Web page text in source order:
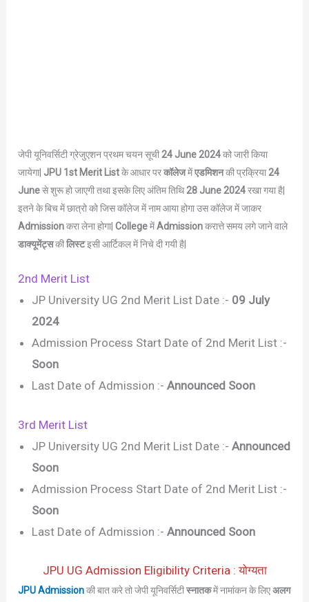
जेपी यूनिवर्सिटी ग्रेजुएशन प्रथम चयन सूची 24 June 2024को जारी किया
जायेगा| JPU 1st Merit Listके आधार परकॉलेजमेंएडमिशनकी प्रक्रिया 24
Juneसे शुरू हो जाएगी तथा इसके लिए अंतिम तिथि28 June 2024रखा गया है|
इतने के बिच में छात्रो को जिस कॉलेज में नाम आया होगा उस कॉलेज में जाकर
Admissionकरा लेना होगा|CollegeमेंAdmissionकरात्ते समय लगे जाने वाले
डाक्यूमेंट्सकीलिस्टइसी आर्टिकल में निचे दी गयी है|
2nd Merit List
JP University UG 2nd Merit List Date :- 09 July
2024
Admission Process Start Date of 2nd Merit List :-
Soon
Last Date of Admission :-Announced Soon
3rd Merit List
JP University UG 2nd Merit List Date :-Announced
Soon
Admission Process Start Date of 2nd Merit List :-
Soon
Last Date of Admission :-Announced Soon
JPU UG Admission Eligibility Criteria : योग्यता
JPU Admissionकी बात करे तो जेपी यूनिवर्सिटीस्नातकमें नामांकन के लिएअलग